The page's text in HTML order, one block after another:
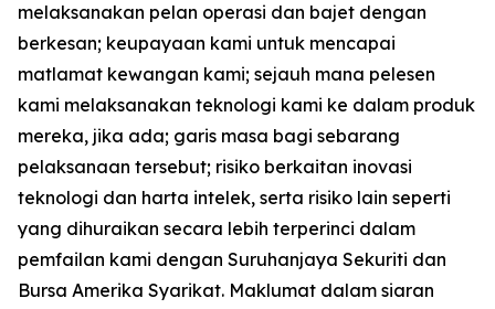
melaksanakan pelan operasi dan bajet dengan
berkesan; keupayaan kami untuk mencapai
matlamat kewangan kami; sejauh mana pelesen
kami melaksanakan teknologi kami ke dalam produk
mereka, jika ada; garis masa bagi sebarang
pelaksanaan tersebut; risiko berkaitan inovasi
teknologi dan harta intelek, serta risiko lain seperti
yang dihuraikan secara lebih terperinci dalam
pemfailan kami dengan Suruhanjaya Sekuriti dan
Bursa Amerika Syarikat. Maklumat dalam siaran